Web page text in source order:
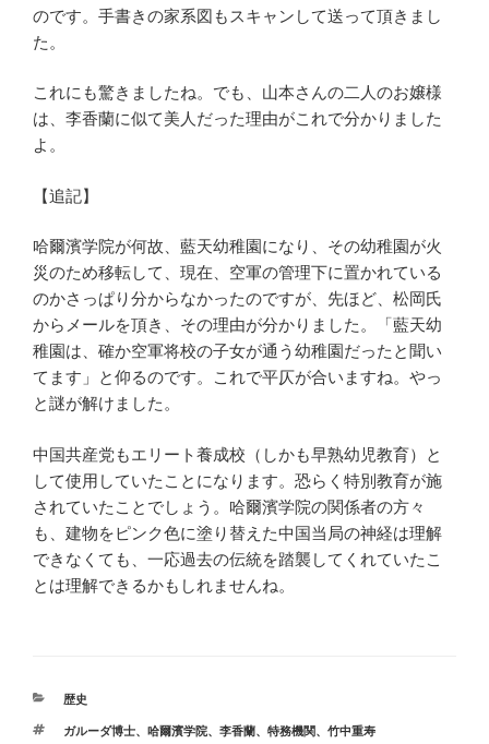
のです。手書きの家系図もスキャンして送って頂きまし
た。
これにも驚きましたね。でも、山本さんの二人のお嬢様
は、李香蘭に似て美人だった理由がこれで分かりました
よ。
【追記】
哈爾濱学院が何故、藍天幼稚園になり、その幼稚園が火
災のため移転して、現在、空軍の管理下に置かれている
のかさっぱり分からなかったのですが、先ほど、松岡氏
からメールを頂き、その理由が分かりました。「藍天幼
稚園は、確か空軍将校の子女が通う幼稚園だったと聞い
てます」
と仰るのです。これで平仄が合いますね。やっ
と謎が解けました。
中国共産党もエリート養成校（しかも早熟幼児教育）と
して使用していたことになります。恐らく特別教育が施
されていたことでしょう。哈爾濱学院の関係者の方々
も、建物をピンク色に塗り替えた中国当局の神経は理解
できなくても、一応過去の伝統を踏襲してくれていたこ
とは理解できるかもしれませんね。
カ
ゴ
歴史
タ
ガルーダ博士、 哈爾濱学院、 李香蘭、 特務機関、 竹中重寿